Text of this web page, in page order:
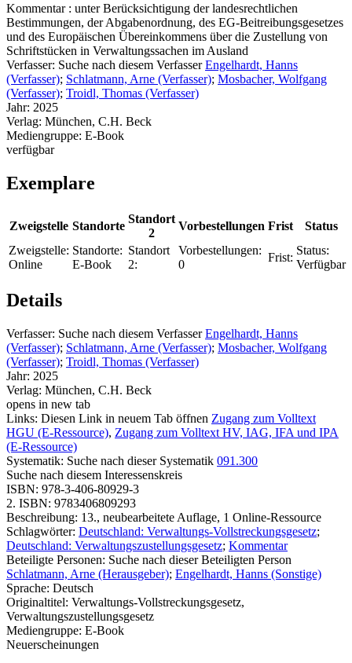
Kommentar : unter Berücksichtigung der landesrechtlichen
Bestimmungen, der Abgabenordnung, des EG-Beitreibungsgesetzes
und des Europäischen Übereinkommens über die Zustellung von
Schriftstücken in Verwaltungssachen im Ausland
Verfasser: Suche nach diesem Verfasser Engelhardt, Hanns
(Verfasser); Schlatmann, Arne (Verfasser); Mosbacher, Wolfgang
(Verfasser); Troidl, Thomas (Verfasser)
Jahr: 2025
Verlag: München, C.H. Beck
Mediengruppe: E-Book
verfügbar
Exemplare
Zweigstelle Standorte
Standort
2
Vorbestellungen Frist
Status
Zweigstelle:
Online
Standorte:
E-Book
Standort
2:
Vorbestellungen:
0
Frist:
Status:
Verfügbar
Details
Verfasser: Suche nach diesem Verfasser Engelhardt, Hanns
(Verfasser); Schlatmann, Arne (Verfasser); Mosbacher, Wolfgang
(Verfasser); Troidl, Thomas (Verfasser)
Jahr: 2025
Verlag: München, C.H. Beck
opens in new tab
Links: Diesen Link in neuem Tab öffnen Zugang zum Volltext
HGU (E-Ressource), Zugang zum Volltext HV, IAG, IFA und IPA
(E-Ressource)
Systematik: Suche nach dieser Systematik 091.300
Suche nach diesem Interessenskreis
ISBN: 978-3-406-80929-3
2. ISBN: 9783406809293
Beschreibung: 13., neubearbeitete Auflage, 1 Online-Ressource
Schlagwörter: Deutschland: Verwaltungs-Vollstreckungsgesetz;
Deutschland: Verwaltungszustellungsgesetz; Kommentar
Beteiligte Personen: Suche nach dieser Beteiligten Person
Schlatmann, Arne (Herausgeber); Engelhardt, Hanns (Sonstige)
Sprache: Deutsch
Originaltitel: Verwaltungs-Vollstreckungsgesetz,
Verwaltungszustellungsgesetz
Mediengruppe: E-Book
Neuerscheinungen